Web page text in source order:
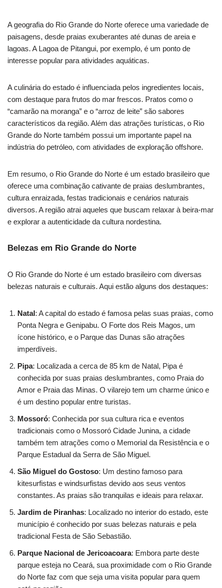
A geografia do Rio Grande do Norte oferece uma variedade de
paisagens, desde praias exuberantes até dunas de areia e
lagoas. A Lagoa de Pitangui, por exemplo, é um ponto de
interesse popular para atividades aquáticas.
A culinária do estado é influenciada pelos ingredientes locais,
com destaque para frutos do mar frescos. Pratos como o
“camarão na moranga” e o “arroz de leite” são sabores
característicos da região. Além das atrações turísticas, o Rio
Grande do Norte também possui um importante papel na
indústria do petróleo, com atividades de exploração offshore.
Em resumo, o Rio Grande do Norte é um estado brasileiro que
oferece uma combinação cativante de praias deslumbrantes,
cultura enraizada, festas tradicionais e cenários naturais
diversos. A região atrai aqueles que buscam relaxar à beira-mar
e explorar a autenticidade da cultura nordestina.
Belezas em Rio Grande do Norte
O Rio Grande do Norte é um estado brasileiro com diversas
belezas naturais e culturais. Aqui estão alguns dos destaques:
Natal: A capital do estado é famosa pelas suas praias, como
Ponta Negra e Genipabu. O Forte dos Reis Magos, um
ícone histórico, e o Parque das Dunas são atrações
imperdíveis.
Pipa: Localizada a cerca de 85 km de Natal, Pipa é
conhecida por suas praias deslumbrantes, como Praia do
Amor e Praia das Minas. O vilarejo tem um charme único e
é um destino popular entre turistas.
Mossoró: Conhecida por sua cultura rica e eventos
tradicionais como o Mossoró Cidade Junina, a cidade
também tem atrações como o Memorial da Resistência e o
Parque Estadual da Serra de São Miguel.
São Miguel do Gostoso: Um destino famoso para
kitesurfistas e windsurfistas devido aos seus ventos
constantes. As praias são tranquilas e ideais para relaxar.
Jardim de Piranhas: Localizado no interior do estado, este
município é conhecido por suas belezas naturais e pela
tradicional Festa de São Sebastião.
Parque Nacional de Jericoacoara: Embora parte deste
parque esteja no Ceará, sua proximidade com o Rio Grande
do Norte faz com que seja uma visita popular para quem